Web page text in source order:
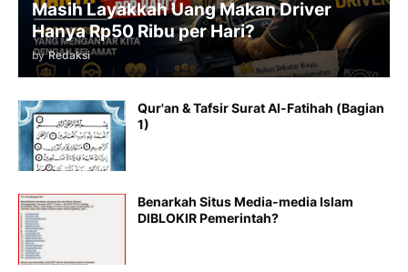
Masih Layakkah Uang Makan Driver
Hanya Rp50 Ribu per Hari?
by Redaksi
Qur'an & Tafsir Surat Al-Fatihah (Bagian
1)
Benarkah Situs Media-media Islam
DIBLOKIR Pemerintah?